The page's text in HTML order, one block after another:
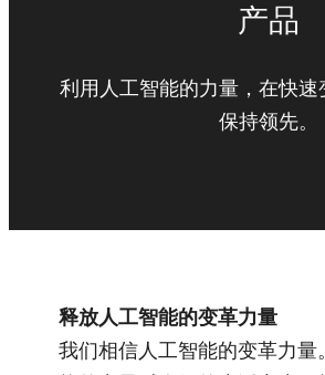
产品
利用人工智能的力量，在快速
保持领先。
释放人工智能的变革力量
我们相信人工智能的变革力